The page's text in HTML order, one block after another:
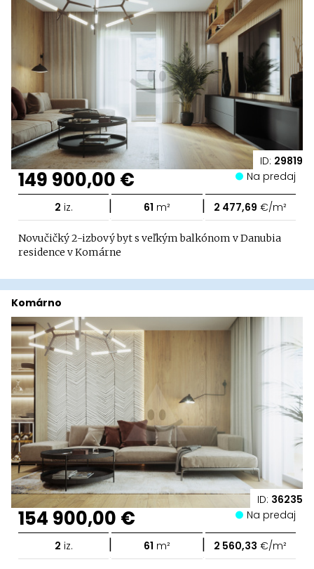
ID: 29819
149 900,00 € Na predaj
2 iz. | 61 m² | 2 477,69 €/m²
Novučičký 2-izbový byt s veľkým balkónom v Danubia
residence v Komárne
ID: 36235
Komárno
154 900,00 € Na predaj
2 iz. | 61 m² | 2 560,33 €/m²